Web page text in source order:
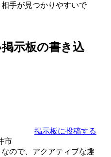
手が見つかりやすいで
掲示板の書き込
掲示板に投稿する
市
ので、アクアティブな趣